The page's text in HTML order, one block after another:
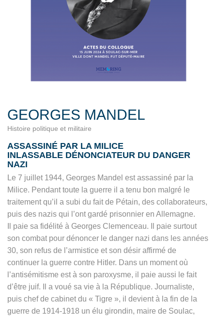
GEORGES MANDEL
Histoire politique et militaire
ASSASSINÉ PAR LA MILICE
INLASSABLE DÉNONCIATEUR DU DANGER
NAZI
Le 7 juillet 1944, Georges Mandel est assassiné par la
Milice. Pendant toute la guerre il a tenu bon malgré le
traitement qu’il a subi du fait de Pétain, des collaborateurs,
puis des nazis qui l’ont gardé prisonnier en Allemagne.
Il paie sa fidélité à Georges Clemenceau. Il paie surtout
son combat pour dénoncer le danger nazi dans les années
30, son refus de l’armistice et son désir affirmé de
continuer la guerre contre Hitler. Dans un moment où
l’antisémitisme est à son paroxysme, il paie aussi le fait
d’être juif. Il a voué sa vie à la République. Journaliste,
puis chef de cabinet du « Tigre », il devient à la fin de la
guerre de 1914-1918 un élu girondin, maire de Soulac,